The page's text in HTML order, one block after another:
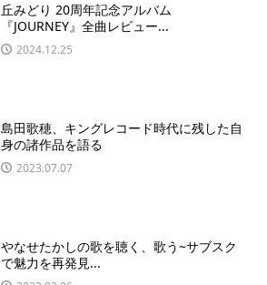
丘みどり 20周年記念アルバム
『JOURNEY』全曲レビュー...
2024.12.25
島田歌穂、キングレコード時代に残した自
身の諸作品を語る
2023.07.07
やなせたかしの歌を聴く、歌う~サブスク
で魅力を再発見...